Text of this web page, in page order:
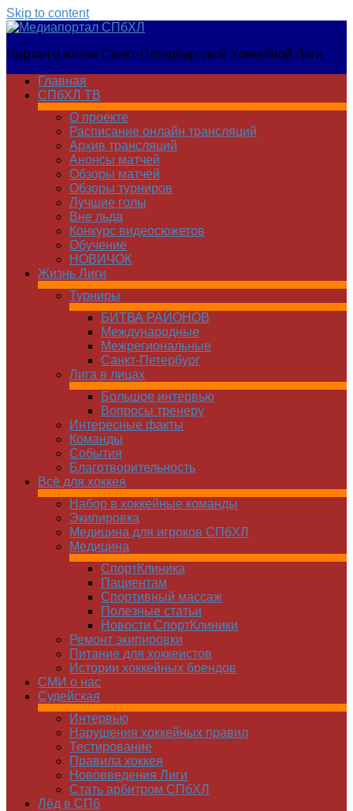
Skip to content
Медиапортал
Портал о жизни Санкт-Петербургской Хоккейной Лиги
Главная
СПбХЛ ТВ
О проекте
Расписание онлайн трансляций
Архив трансляций
Анонсы матчей
Обзоры матчей
Обзоры турниров
Лучшие голы
Вне льда
Конкурс видеосюжетов
Обучение
НОВИЧОК
Жизнь Лиги
Турниры
БИТВА РАЙОНОВ
Международные
Межрегиональные
Санкт-Петербург
Лига в лицах
Большое интервью
Вопросы тренеру
Интересные факты
Команды
Cобытия
Благотворительность
Всё для хоккея
Набор в хоккейные команды
Экипировка
Медицина для игроков СПбХЛ
Медицина
СпортКлиника
Пациентам
Спортивный массаж
Полезные статьи
Новости СпортКлиники
Ремонт экипировки
Питание для хоккеистов
Истории хоккейных брендов
СМИ о нас
Судейская
Интервью
Нарушения хоккейных правил
Тестирование
Правила хоккея
Нововведения Лиги
Стать арбитром СПбХЛ
Лёд в СПб